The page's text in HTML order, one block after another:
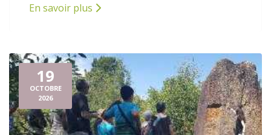
En savoir plus
19
OCTOBRE
2026